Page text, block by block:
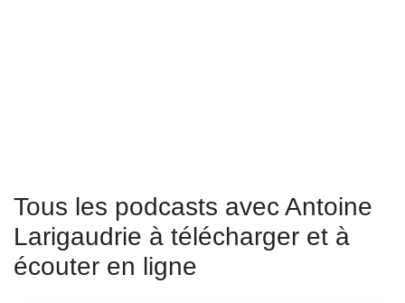
Tous les podcasts avec Antoine
Larigaudrie à télécharger et à
écouter en ligne